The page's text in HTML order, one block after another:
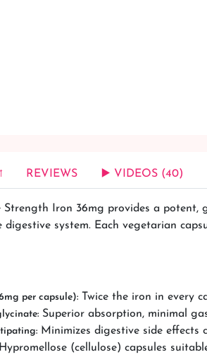
REVIEWS ▶️ VIDEOS (40)
Strength Iron 36mg provides a
system. Each vegetarian
per capsule): Twice the iron in every
Superior absorption, minimal
Minimizes digestive side effects
Hypromellose (cellulose) capsules